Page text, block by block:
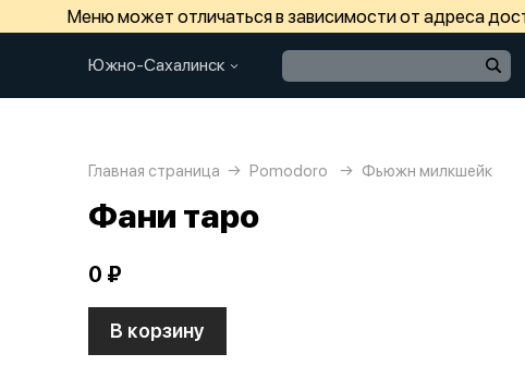
Меню может отличаться в зависимости от адреса
Южно-Сахалинск
Главная страница Pomodoro Фьюжн милкшейк
Фани таро
0 ₽
В корзину